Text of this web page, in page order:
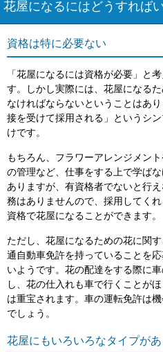
花屋になるにはどうすれば
資格は特に必要ない
「花屋になるには資格が必要」と
す。しかし実際には、花屋になる
なければならないということはあ
接を受けて採用される」というシ
けです。
もちろん、フラワーアレンジメン
の管理など、仕事をする上で学ば
ありますが、有資格者でないと行
務はありませんので、採用してく
資格で花屋になることができます。
ただし、花屋になるための花に関
通自動車免許を持っていることを
いようです。花の配達をする際に
し、花の仕入れも車で行くことが
は重宝されます。車の運転免許は
でしょう。
花屋にもいろいろなタイプがあ